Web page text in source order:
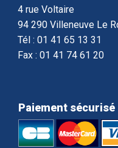
4 rue Voltaire
94 290 Villeneuve Le
Tél : 01 41 65 13 31
Fax : 01 41 74 61 20
Paiement sécurisé